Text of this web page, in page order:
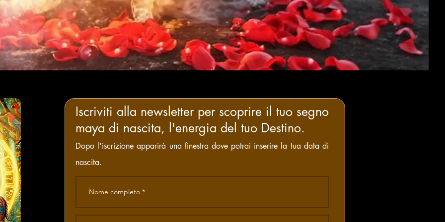
Iscriviti alla newsletter per scoprire il tuo segno
maya di nascita, l'energia del tuo Destino.
Dopo l'iscrizione apparirà una finestra dove potrai inserire la tua data di
nascita.